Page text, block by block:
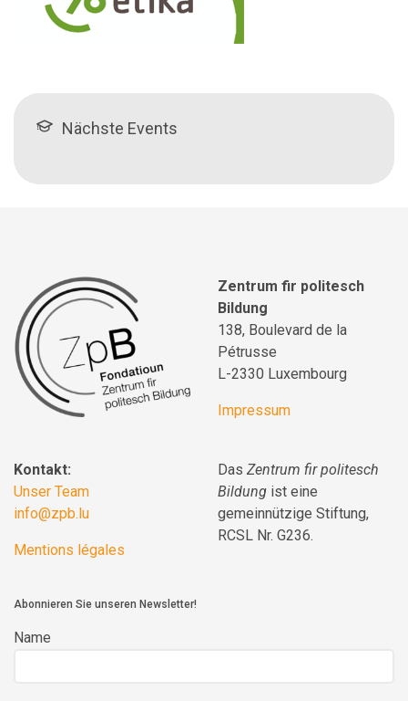
Nächste Events
Zentrum fir politesch
Bildung
138, Boulevard de la
Pétrusse
L-2330 Luxembourg
Impressum
Kontakt:
Unser Team
info@zpb.lu
Mentions légales
Das Zentrum fir politesch
Bildung ist eine
gemeinnützige Stiftung,
RCSL Nr. G236.
Abonnieren Sie unseren Newsletter!
Name